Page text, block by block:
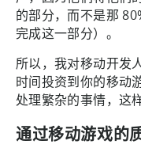
的部分，而不是那
完成这一部分）。
所以，我对移动开发
时间投资到你的移动
处理繁杂的事情，这
通过移动游戏的